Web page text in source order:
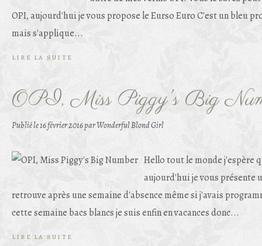
OPI, aujourd'hui je vous propose le Eurso Euro C'est un bleu
mais s'applique...
LIRE LA SUITE
OPI, Miss Piggy's Big
Publié le16 février 2016par Wonderful Blond Girl
Hello tout le monde j'espère
aujourd'hui je vous présente
retrouve après une semaine d'absence même si j'avais
cette semaine bacs blancs je suis enfin en vacances donc...
LIRE LA SUITE